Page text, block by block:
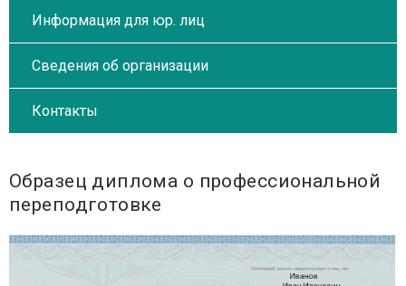
Информация для юр. лиц
Сведения об организации
Контакты
Образец диплома о профессиональной
переподготовке